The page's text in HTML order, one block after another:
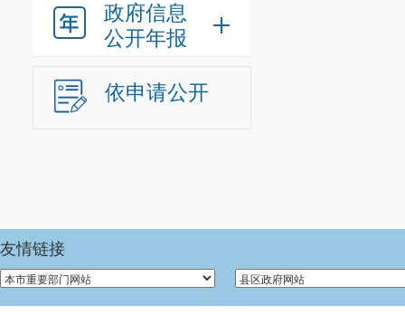
政府信息
公开年报
依申请公开
友情链接